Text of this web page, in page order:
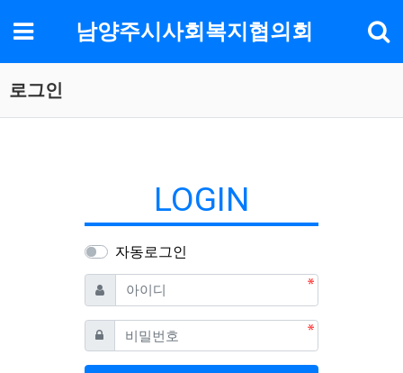
메뉴 남양주시사회복지협의회
로그인
LOGIN
자동로그인
아이디 필수
비밀번호필수